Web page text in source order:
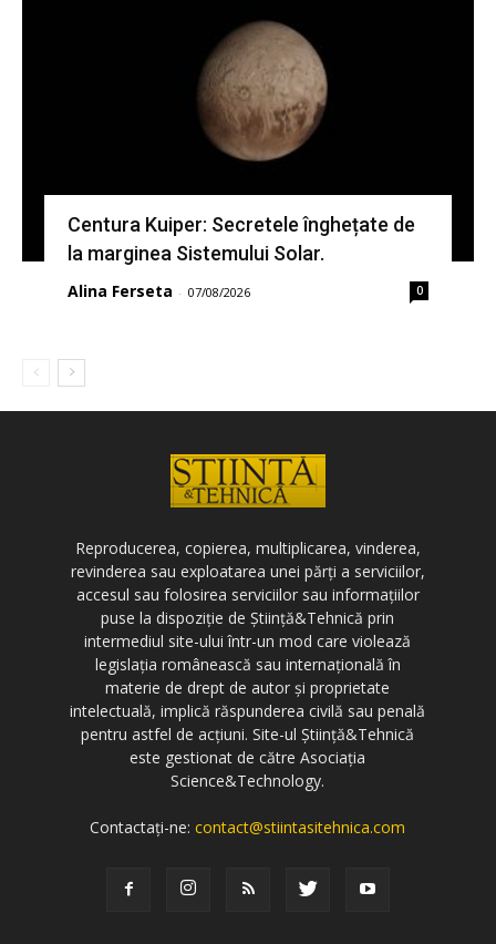
Centura Kuiper: Secretele înghețate de
la marginea Sistemului Solar.
Alina Ferseta - 07/08/2026 0
Reproducerea, copierea, multiplicarea, vinderea,
revinderea sau exploatarea unei părți a serviciilor,
accesul sau folosirea serviciilor sau informațiilor
puse la dispoziție de Știință&Tehnică prin
intermediul site-ului într-un mod care violează
legislația românească sau internațională în
materie de drept de autor și proprietate
intelectuală, implică răspunderea civilă sau penală
pentru astfel de acțiuni. Site-ul Știință&Tehnică
este gestionat de către Asociația
Science&Technology.
Contactați-ne:contact@stiintasitehnica.com